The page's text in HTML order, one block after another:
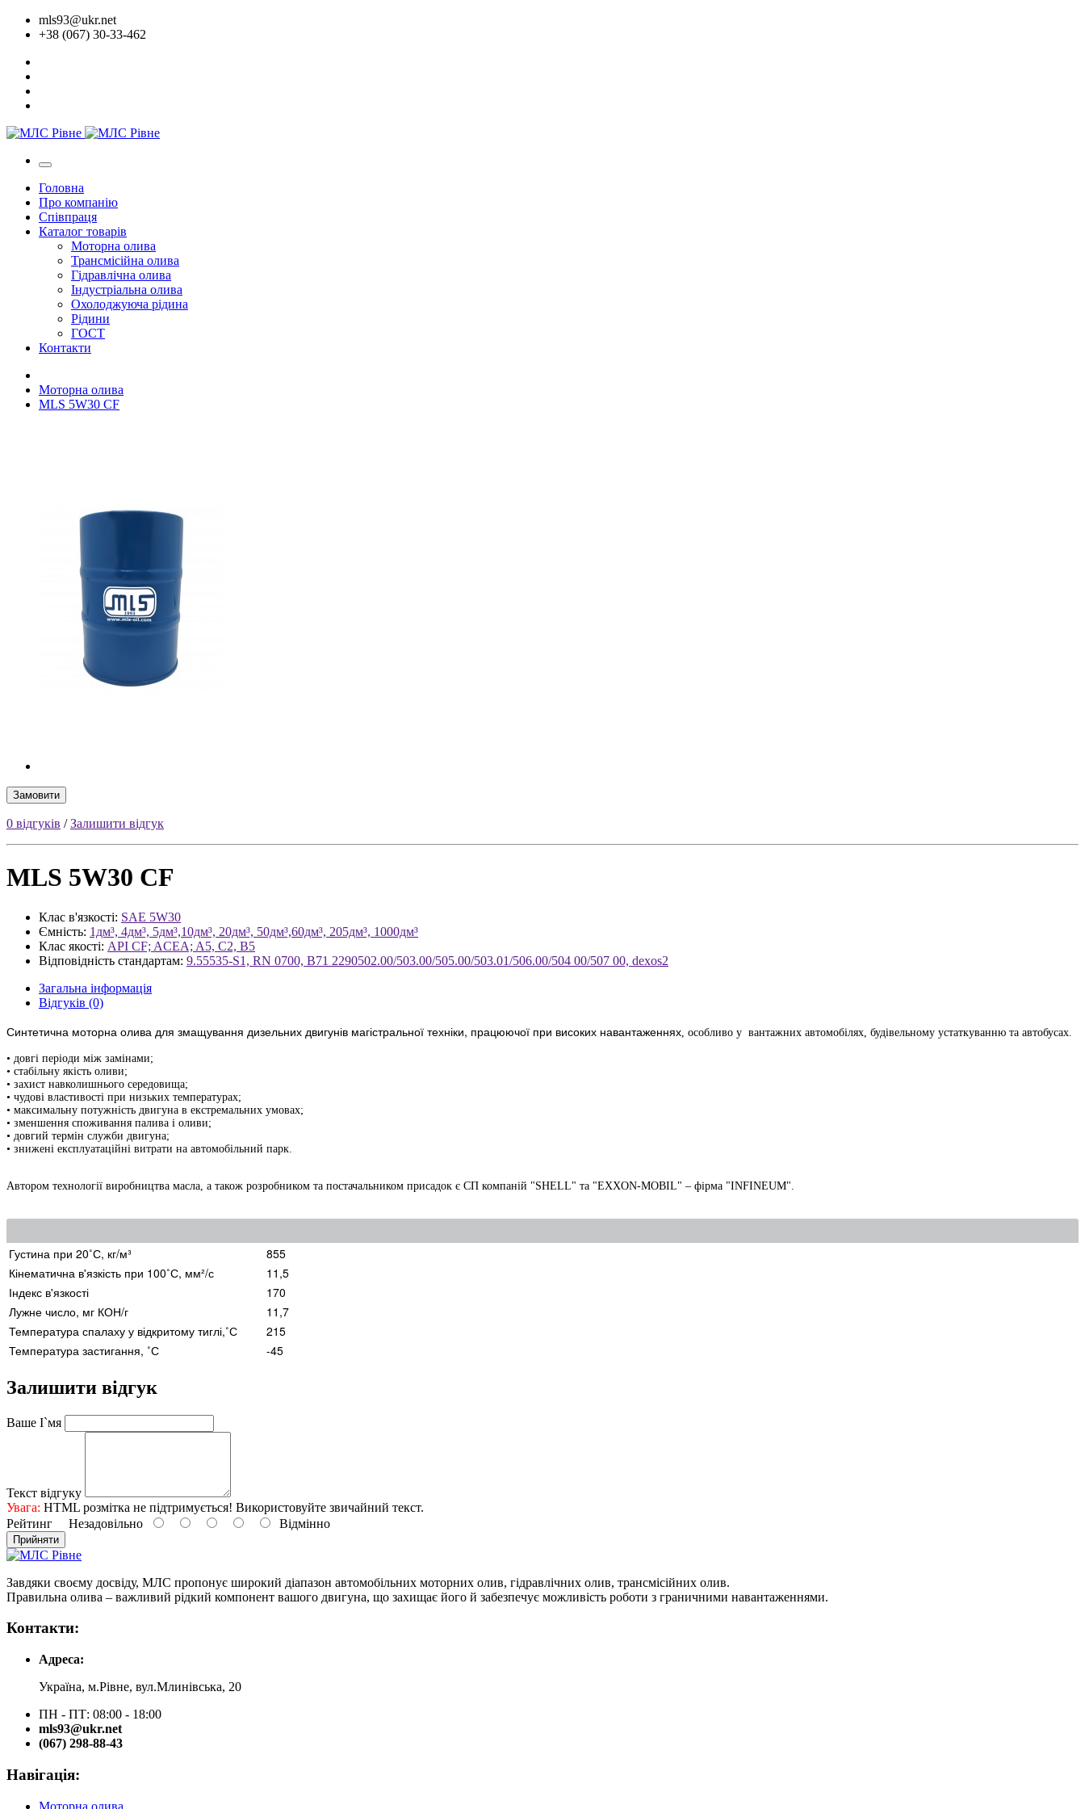
mls93@ukr.net
+38 (067) 30-33-462
Головна
Про компанію
Співпраця
Каталог товарів
Моторна олива
Трансмісійна олива
Гідравлічна олива
Індустріальна олива
Охолоджуюча рідина
Рідини
ГОСТ
Контакти
Моторна олива
MLS 5W30 CF
Замовити
0 відгуків /Залишити відгук
MLS 5W30 CF
Клас в'язкості: SAE 5W30
Ємність: 1дм³, 4дм³, 5дм³,10дм³, 20дм³, 50дм³,60дм³, 205дм³, 1000дм³
Клас якості: API CF; ACEA; A5, C2, B5
Відповідність стандартам: 9.55535-S1, RN 0700, B71 2290502.00/503.00/505.00/503.01/506.00/504 00/507 00, dexos2
Загальна інформація
Відгуків (0)
Синтетична моторна олива для змащування дизельних двигунів магістральної техніки, працюючої при високих навантаженнях , особливо у вантажних автомобілях, будівельному устаткуванню та автобусах.
• довгі періоди між замінами;
• стабільну якість оливи;
• захист навколишнього середовища;
• чудові властивості при низьких температурах;
• максимальну потужність двигуна в екстремальних умовах;
• зменшення споживання палива і оливи;
• довгий термін служби двигуна;
• знижені експлуатаційні витрати на автомобільний парк.
Автором технології виробництва масла, а також розробником та постачальником присадок є СП компаній "SHELL" та "EXXON-MOBIL" – фірма "INFINEUM".
Густина при 20˚С, кг/м³
855
Кінематична в'язкість при 100˚С, мм²/с
11,5
Індекс в'язкості
170
Лужне число, мг КОН/г
11,7
Температура спалаху у відкритому тиглі,˚С
215
Температура застигання, ˚С
-45
Залишити відгук
Ваше І`мя
Текст відгуку
Увага: HTML розмітка не підтримується! Використовуйте звичайний текст.
Рейтинг Незадовільно Відмінно
Прийняти
Завдяки своєму досвіду, МЛС пропонує широкий діапазон автомобільних моторних олив, гідравлічних олив, трансмісійних олив.
Правильна олива – важливий рідкий компонент вашого двигуна, що захищає його й забезпечує можливість роботи з граничними навантаженнями.
Контакти:
Адреса:
Україна, м.Рівне, вул.Млинівська, 20
ПН - ПТ: 08:00 - 18:00
mls93@ukr.net
(067) 298-88-43
Навігація:
Моторна олива